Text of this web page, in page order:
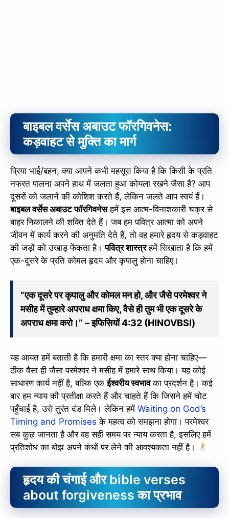
बाइबल वर्सेस अबाउट फॉरगिवनेस:
कड़वाहट से मुक्ति का मार्ग
प्रिया भाई/बहन, क्या आपने कभी महसूस किया है कि किसी के प्रति
नफरत पालना अपने हाथ में जलता हुआ कोयला रखने जैसा है? आप
दूसरों को जलाने की कोशिश करते हैं, लेकिन जलते आप स्वयं हैं।
बाइबल वर्सेस अबाउट फॉरगिवनेसहमें इस आत्म-विनाशकारी चक्र से
बाहर निकालने की शक्ति देते हैं। जब हम पवित्र आत्मा को अपने
जीवन में कार्य करने की अनुमति देते हैं, तो वह हमारे हृदय से कड़वाहट
की जड़ों को उखाड़ फेंकता है।पवित्र शास्त्रहमें सिखाता है कि हमें
एक-दूसरे के प्रति कोमल हृदय और कृपालु होना चाहिए।
“एक दूसरे पर कृपालु और कोमल मन हो, और जैसे परमेश्वर ने
मसीह में तुम्हारे अपराध क्षमा किए, वैसे ही तुम भी एक दूसरे के
अपराध क्षमा करो।” – इफिसियों 4:32 (HINOVBSI)
यह आयत हमें बताती है कि हमारी क्षमा का स्तर क्या होना चाहिए—
ठीक वैसा ही जैसा परमेश्वर ने मसीह में हमारे साथ किया। यह कोई
साधारण कार्य नहीं है, बल्कि एकईश्वरीय स्वभावका प्रदर्शन है। कई
बार हम न्याय की प्रतीक्षा करते हैं और चाहते हैं कि जिसने हमें चोट
पहुँचाई है, उसे तुरंत दंड मिले। लेकिन हमें Waiting on God’s
Timing and Promises के महत्व को समझना होगा। परमेश्वर
सब कुछ जानता है और वह सही समय पर न्याय करता है, इसलिए हमें
प्रतिशोध का बोझ अपने कंधों पर लेने की आवश्यकता नहीं है।
हृदय की चंगाई और bible verses
about forgiveness का प्रभाव